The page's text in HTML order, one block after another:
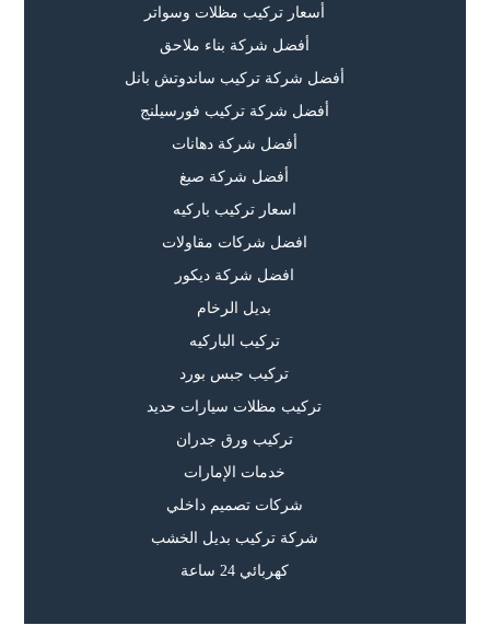
أسعار تركيب مظلات وسواتر
أفضل شركة بناء ملاحق
أفضل شركة تركيب ساندوتش بانل
أفضل شركة تركيب فورسيلنج
أفضل شركة دهانات
أفضل شركة صبغ
اسعار تركيب باركيه
افضل شركات مقاولات
افضل شركة ديكور
بديل الرخام
تركيب الباركيه
تركيب جبس بورد
تركيب مظلات سيارات حديد
تركيب ورق جدران
خدمات الإمارات
شركات تصميم داخلي
شركة تركيب بديل الخشب
كهربائي 24 ساعة